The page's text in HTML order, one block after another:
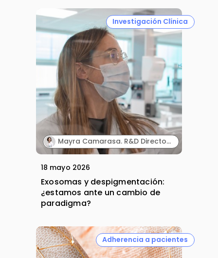
Investigación Clínica
Mayra Camarasa. R&D Director. MartiDerm.
18 mayo 2026
Exosomas y despigmentación:
¿estamos ante un cambio de
paradigma?
Adherencia a pacientes